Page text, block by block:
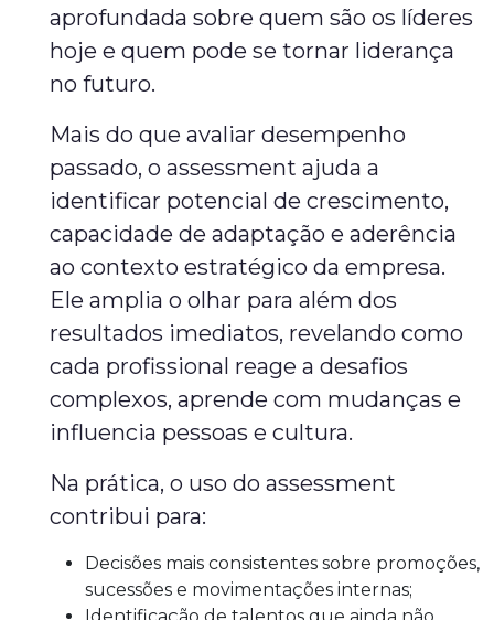
aprofundada sobre quem são os líderes
hoje e quem pode se tornar liderança
no futuro.
Mais do que avaliar desempenho
passado, o assessment ajuda a
identificar potencial de crescimento,
capacidade de adaptação e aderência
ao contexto estratégico da empresa.
Ele amplia o olhar para além dos
resultados imediatos, revelando como
cada profissional reage a desafios
complexos, aprende com mudanças e
influencia pessoas e cultura.
Na prática, o uso do assessment
contribui para:
Decisões mais consistentes sobre promoções,
sucessões e movimentações internas;